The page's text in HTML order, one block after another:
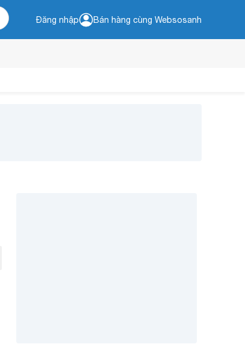
Đăng nhập Bán hàng cùng Websosanh